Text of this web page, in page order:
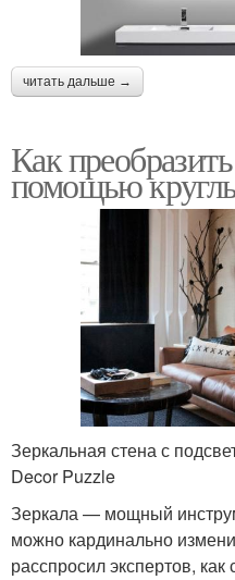
читать дальше →
Как
помощью
Зеркальная стена с
Decor Puzzle
Зеркала — мощный
можно кардинально
расспросил экспертов,